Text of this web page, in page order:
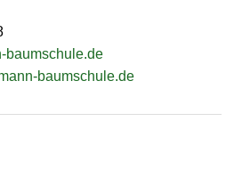
baumschule.de
baumschule.de